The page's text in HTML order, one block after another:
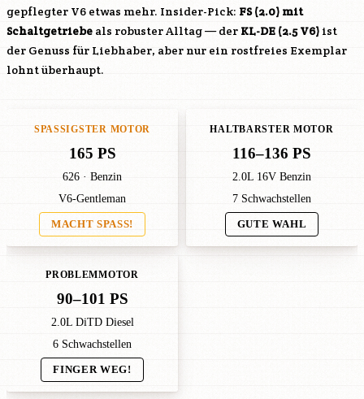
gepflegter V6 etwas mehr. Insider-Pick: FS(2.0) mit
Schaltgetriebe als robuster Alltag — der KL-DE (2.5 V6) ist
der Genuss für Liebhaber, aber nur ein rostfreies Exemplar
lohnt überhaupt.
SPASSIGSTER MOTOR
165 PS
626 · Benzin
V6-Gentleman
MACHT SPASS!
HALTBARSTER MOTOR
116–136 PS
2.0L 16V Benzin
7 Schwachstellen
GUTE WAHL
PROBLEMMOTOR
90–101 PS
2.0L DiTD Diesel
6 Schwachstellen
FINGER WEG!